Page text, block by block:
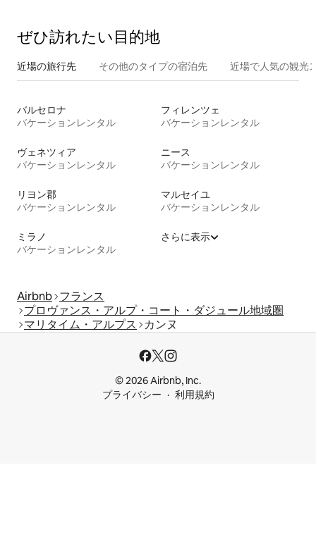
ぜひ訪⁠れ⁠た⁠い目⁠的⁠地
近場の旅行先 その他のタ⁠イ⁠プ⁠の宿⁠泊⁠先 近場で人気の観光
バルセロナ
バケーションレンタル
フィレンツェ
バケーションレンタル
ヴェネツィア
バケーションレンタル
ニース
バケーションレンタル
リヨン郡
バケーションレンタル
マルセイユ
バケーションレンタル
ミラノ
バケーションレンタル
さらに表示
Airbnb フランス
プロヴァンス・アルプ・コート・ダジュール地域圏
マリタイム・アルプス
カンヌ
© 2026 Airbnb, Inc.
プライバシー
利用規約